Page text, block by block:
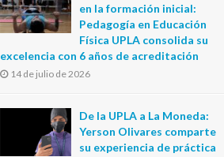
en la formación inicial:
Pedagogía en Educación
Física UPLA consolida su
excelencia con 6 años de acreditación
14 de julio de 2026
De la UPLA a La Moneda:
Yerson Olivares comparte
su experiencia de práctica